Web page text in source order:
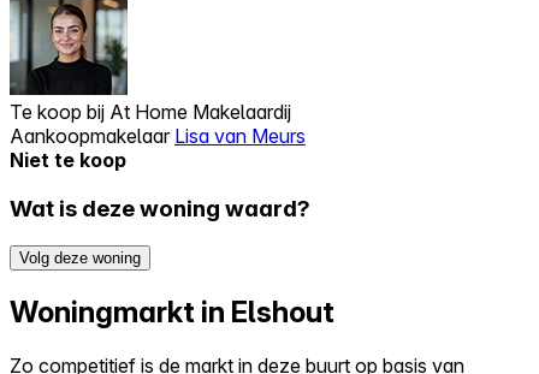
Te koop bij At Home Makelaardij
Aankoopmakelaar Lisa van Meurs
Niet te koop
Wat is deze woning waard?
Volg deze woning
Woningmarkt in Elshout
Zo competitief is de markt in deze buurt op basis van